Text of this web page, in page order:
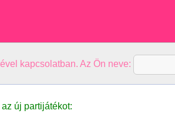
kapcsolatban. Az Ön neve:
új partijátékot: